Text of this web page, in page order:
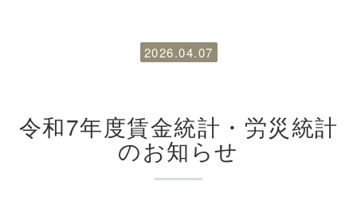
2026.04.07
令和7年度賃金統計・労災統計
のお知らせ